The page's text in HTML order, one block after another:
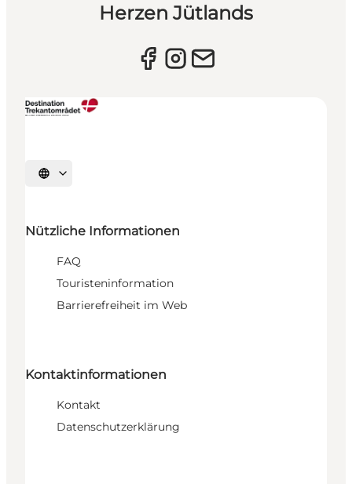
Herzen Jütlands
Sprache auswählen
Nützliche Informationen
FAQ
Touristeninformation
Barrierefreiheit im Web
Kontaktinformationen
Kontakt
Datenschutzerklärung